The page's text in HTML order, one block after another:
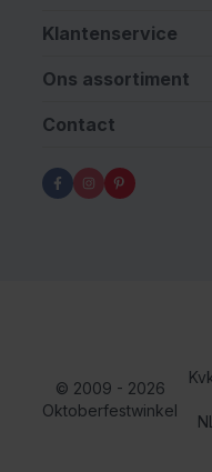
Klantenservice
Ons assortiment
Contact
© 2009 - 2026
Oktoberfestwinkel